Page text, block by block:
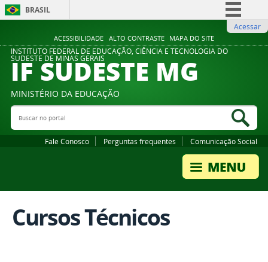
ACESSIBILIDADE ALTO CONTRASTE MAPA DO SITE
BRASIL
Comunica BR
Participe
Legislação
Acessar
INSTITUTO FEDERAL DE EDUCAÇÃO, CIÊNCIA E TECNOLOGIA DO
SUDESTE DE MINAS GERAIS
IF SUDESTE MG
MINISTÉRIO DA EDUCAÇÃO
Buscar no portal
Fale Conosco Perguntas frequentes Comunicação Social
Cursos Técnicos